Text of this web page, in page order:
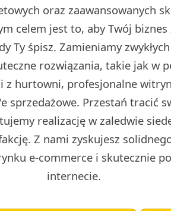
oraz zaawansowanych
celem jest to, aby Twój
Ty śpisz. Zamieniamy
rozwiązania, takie jak w
z hurtowni, profesjonalne
sprzedażowe. Przestań tracić
realizację w zaledwie
Z nami zyskujesz
e-commerce i skutecznie
internecie.